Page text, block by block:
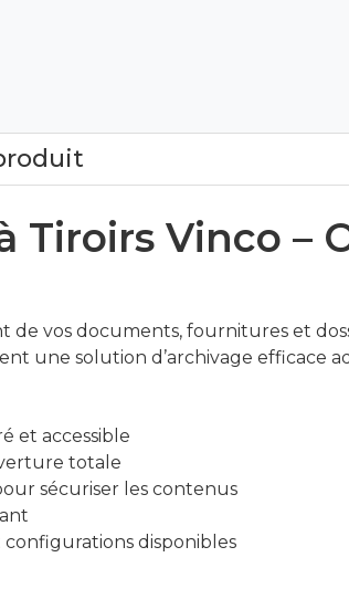
Tiroirs Vinco –
de vos documents, fournitures et
une solution d’archivage efficace
et accessible
totale
sécuriser les contenus
disponibles